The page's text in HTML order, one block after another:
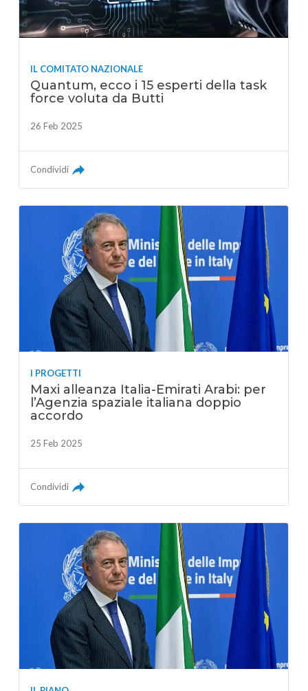
IL COMITATO NAZIONALE
Quantum, ecco i 15 esperti della task
force voluta da Butti
26 Feb 2025
Condividi
I PROGETTI
Maxi alleanza Italia-Emirati Arabi: per
l’Agenzia spaziale italiana doppio
accordo
25 Feb 2025
Condividi